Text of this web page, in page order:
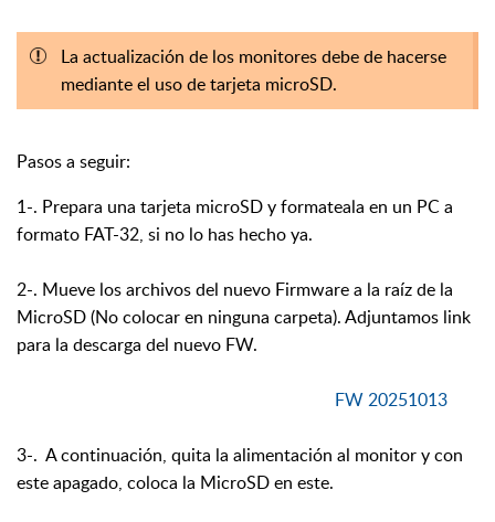
La actualización de los monitores debe de hacerse
mediante el uso de tarjeta microSD.
Pasos a seguir:
1-. Prepara una tarjeta microSD y formateala en un PC a
formato FAT-32, si no lo has hecho ya.
2-. Mueve los archivos del nuevo Firmware a la raíz de la
MicroSD (No colocar en ninguna carpeta). Adjuntamos link
para la descarga del nuevo FW.
FW 20251013
3-. A continuación, quita la alimentación al monitor y con
este apagado, coloca la MicroSD en este.